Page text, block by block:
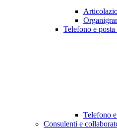
Telefono e posta
Telefono
Consulenti e